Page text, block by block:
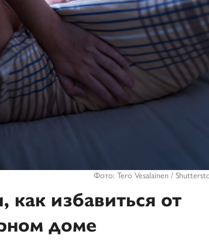
Фото: Tero Vesalainen /
как избавиться от
доме